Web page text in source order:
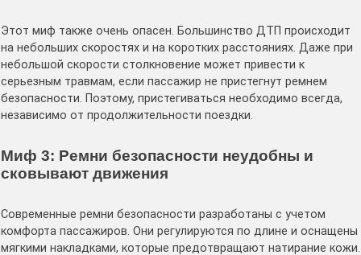
Этот миф также очень опасен. Большинство ДТП происходит
на небольших скоростях и на коротких расстояниях. Даже при
небольшой скорости столкновение может привести к
серьезным травмам, если пассажир не пристегнут ремнем
безопасности. Поэтому, пристегиваться необходимо всегда,
независимо от продолжительности поездки.
Миф 3: Ремни безопасности неудобны и
сковывают движения
Современные ремни безопасности разработаны с учетом
комфорта пассажиров. Они регулируются по длине и оснащены
мягкими накладками, которые предотвращают натирание кожи.